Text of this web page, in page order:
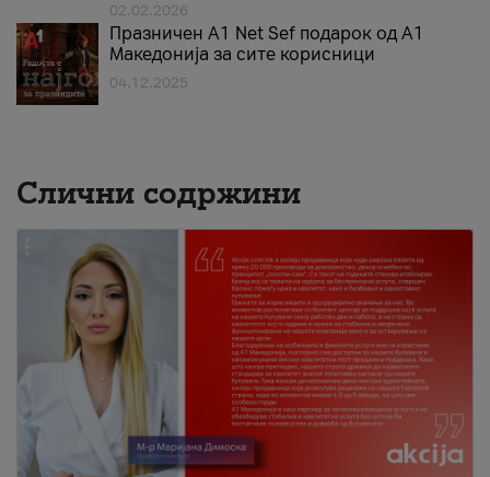
02.02.2026
Празничен A1 Net Sеf подарок од А1
Македонија за сите корисници
04.12.2025
Слични содржини